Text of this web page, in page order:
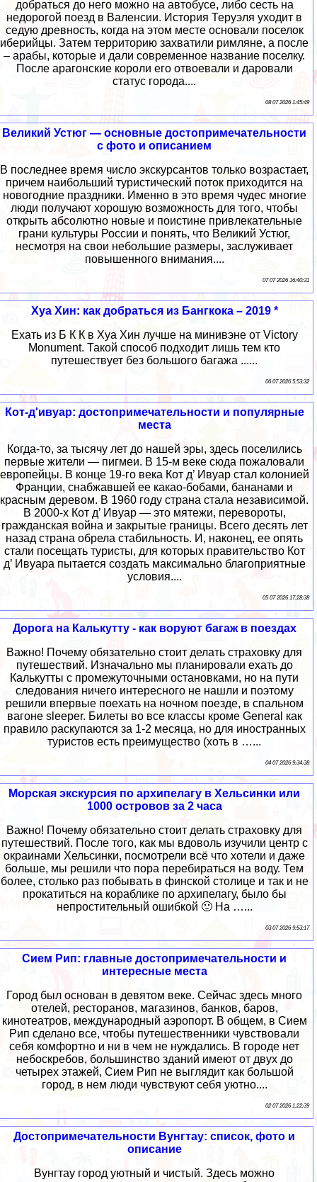
добраться до него можно на автобусе, либо сесть на
недорогой поезд в Валенсии. История Теруэля уходит в
седую древность, когда на этом месте основали поселок
иберийцы. Затем территорию захватили римляне, а после
– арабы, которые и дали современное название поселку.
После арагонские короли его отвоевали и даровали
статус города....
08 07 2026 1:45:49
Великий Устюг — основные достопримечательности
с фото и описанием
В последнее время число экскурсантов только возрастает,
причем наибольший туристический поток приходится на
новогодние праздники. Именно в это время чудес многие
люди получают хорошую возможность для того, чтобы
открыть абсолютно новые и поистине привлекательные
грани культуры России и понять, что Великий Устюг,
несмотря на свои небольшие размеры, заслуживает
повышенного внимания....
07 07 2026 16:40:31
Хуа Хин: как добраться из Бангкока – 2019 *
Ехать из Б К К в Хуа Хин лучше на минивэне от Victory
Monument. Такой способ подходит лишь тем кто
путешествует без большого багажа ......
06 07 2026 5:53:32
Кот-д'ивуар: достопримечательности и популярные
места
Когда-то, за тысячу лет до нашей эры, здесь поселились
первые жители ― пигмеи. В 15-м веке сюда пожаловали
европейцы. В конце 19-го века Кот д’ Ивуар стал колонией
Франции, снабжавшей ее какао-бобами, бананами и
красным деревом. В 1960 году страна стала независимой.
В 2000-х Кот д’ Ивуар ― это мятежи, перевороты,
гражданская война и закрытые границы. Всего десять лет
назад страна обрела стабильность. И, наконец, ее опять
стали посещать туристы, для которых правительство Кот
д’ Ивуара пытается создать максимально благоприятные
условия....
05 07 2026 17:28:38
Дорога на Калькутту - как воруют багаж в поездах
Важно! Почему обязательно стоит делать страховку для
путешествий. Изначально мы планировали ехать до
Калькутты с промежуточными остановками, но на пути
следования ничего интересного не нашли и поэтому
решили впервые поехать на ночном поезде, в спальном
вагоне sleeper. Билеты во все классы кроме General как
правило раскупаются за 1-2 месяца, но для иностранных
туристов есть преимущество (хоть в …...
04 07 2026 9:34:38
Морская экскурсия по архипелагу в Хельсинки или
1000 островов за 2 часа
Важно! Почему обязательно стоит делать страховку для
путешествий. После того, как мы вдоволь изучили центр с
окраинами Хельсинки, посмотрели всё что хотели и даже
больше, мы решили что пора перебираться на воду. Тем
более, столько раз побывать в финской столице и так и не
прокатиться на кораблике по архипелагу, было бы
непростительный ошибкой 🙂 На …...
03 07 2026 9:53:17
Сием Рип: главные достопримечательности и
интересные места
Город был основан в девятом веке. Сейчас здесь много
отелей, ресторанов, магазинов, банков, баров,
кинотеатров, международный аэропорт. В общем, в Сием
Рип сделано все, чтобы путешественники чувствовали
себя комфортно и ни в чем не нуждались. В городе нет
небоскребов, большинство зданий имеют от двух до
четырех этажей, Сием Рип не выглядит как большой
город, в нем люди чувствуют себя уютно....
02 07 2026 1:22:39
Достопримечательности Вунгтау: список, фото и
описание
Вунгтау город уютный и чистый. Здесь можно